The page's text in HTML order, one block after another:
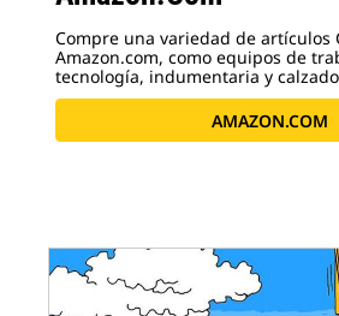
Compre una variedad de artículos
Amazon.com, como equipos de
tecnología, indumentaria y
AMAZON.COM